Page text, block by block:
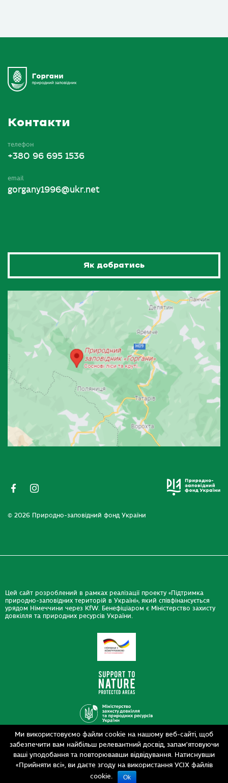
Ми використовуємо файли cookie на нашому веб-сайті, щоб
забезпечити вам найбільш релевантний досвід, запам’ятовуючи
ваші уподобання та повторювавши відвідування. Натиснувши
«Прийняти всі», ви даєте згоду на використання УСІХ файлів
cookie.
Ok
Контакти
телефон
+380 96 695 1536
email
gorgany1996@ukr.net
Як добратись
© 2026 Природно-заповідний фонд України
Цей сайт розроблений в рамках реалізації проекту «Підтримка
природно-заповідних територій в Україні», який співфінансується
урядом Німеччини через KfW. Бенефіціаром є Міністерство захисту
довкілля та природних ресурсів України.
Дизайн
Розробка
siteGist